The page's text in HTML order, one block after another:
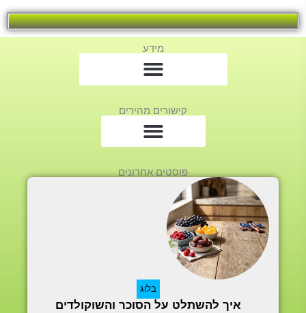
מידע
קישורים מהירים
פוסטים אחרונים
בלוג
איך להשתלט על הסוכר והשוקולדים